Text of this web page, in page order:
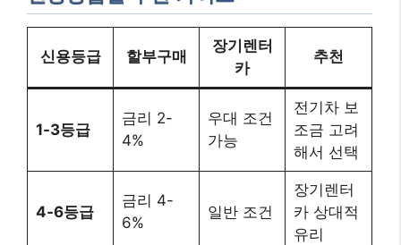
신용등급 할부구매
장기렌터
카
추천
1-3등급
금리 2-
4%
우대 조건
가능
전기차 보
조금 고려
해서 선택
4-6등급
금리 4-
6%
일반 조건
장기렌터
카 상대적
유리